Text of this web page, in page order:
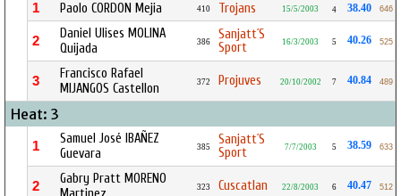
1 Paolo CORDON Mejia 410 Trojans 15/5/2003 4 38.40 646
2
Daniel Ulises MOLINA
Quijada
386
Sanjatt´S
Sport
16/3/2003 5 40.26 525
3
Francisco Rafael
MIJANGOS Castellon
372 Projuves 20/10/2002 7 40.84 489
Heat: 3
1
Samuel José IBAÑEZ
Guevara
385
Sanjatt´S
Sport
7/7/2003 5 38.59 633
2
Gabry Pratt MORENO
323 Cuscatlan 22/8/2003 6 40.47 512